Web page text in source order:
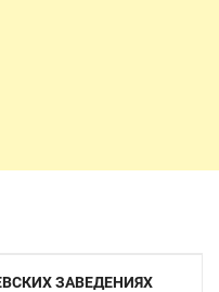
ЗАВЕДЕНИЯХ